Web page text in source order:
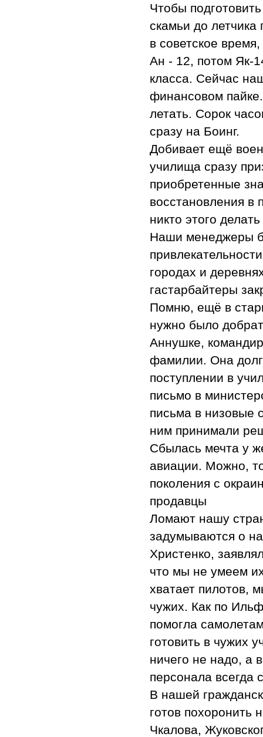
Чтобы
скамьи до
в советское
Ан - 12, потом Як-
класса. Сейчас
финансовом
летать. Сорок
сразу на Боинг.
Добивает ещё
училища сразу
приобретенные
восстановления в
никто этого
Наши менеджеры
городах и
гастарбайтеры
Помню, ещё в
нужно было
Аннушке,
фамилии. Она
поступлении в
письмо в
письма в низовые
ним принимали
Сбылась мечта у
авиации. Можно,
поколения с
продавцы
Ломают нашу
задумываются о
Христенко,
что мы не умеем
хватает пилотов,
чужих. Как по
помогла
готовить в чужих
ничего не надо, а
персонала всегда
В нашей
готов похоронить
Чкалова,